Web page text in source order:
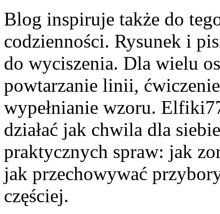
Blog inspiruje także do
codzienności. Rysunek i
do wyciszenia. Dla wielu
powtarzanie linii,
wypełnianie wzoru.
działać jak chwila dla
praktycznych spraw: jak
jak przechowywać
częściej.